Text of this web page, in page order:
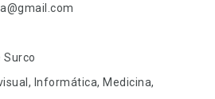
Surco
Informática, Medicina,